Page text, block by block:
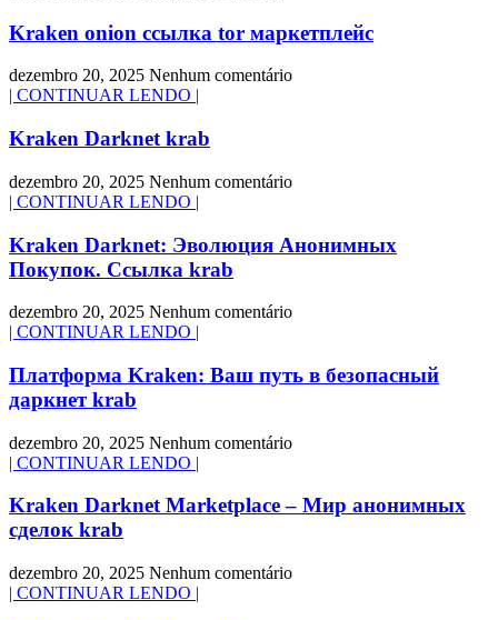
Kraken onion ссылка tor маркетплейс
dezembro 20, 2025 Nenhum comentário
| CONTINUAR LENDO |
Kraken Darknet krab
dezembro 20, 2025 Nenhum comentário
| CONTINUAR LENDO |
Kraken Darknet: Эволюция Анонимных
Покупок. Ссылка krab
dezembro 20, 2025 Nenhum comentário
| CONTINUAR LENDO |
Платформа Kraken: Ваш путь в безопасный
даркнет krab
dezembro 20, 2025 Nenhum comentário
| CONTINUAR LENDO |
Kraken Darknet Marketplace – Мир анонимных
сделок krab
dezembro 20, 2025 Nenhum comentário
| CONTINUAR LENDO |